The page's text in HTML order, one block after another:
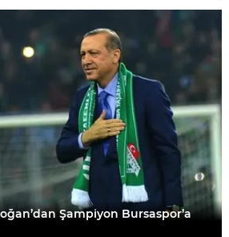
Şampiyon Bursaspor’a